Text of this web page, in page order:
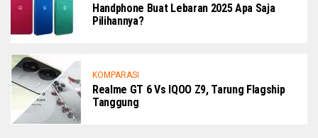
Handphone Buat Lebaran 2025 Apa Saja
Pilihannya?
KOMPARASI
Realme GT 6 Vs IQOO Z9, Tarung Flagship
Tanggung